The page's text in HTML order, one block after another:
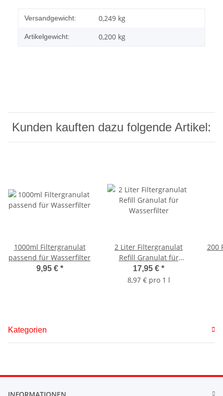
Versandgewicht: 0,249 kg
Artikelgewicht: 0,200 kg
Kunden kauften dazu folgende Artikel:
1000ml Filtergranulat
passend für Wasserfilter
9,95 € *
2 Liter Filtergranulat
Refill Granulat für
Wasserfilter
17,95 € *
8,97 € pro 1 l
200
Kategorien